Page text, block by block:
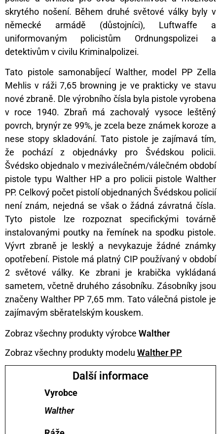
skrytého nošení. Během druhé světové války byly v
německé armádě (důstojníci), Luftwaffe a
uniformovaným policistům Ordnungspolizei a
detektivům v civilu Kriminalpolizei.
Tato pistole samonabíjecí Walther, model PP Zella
Mehlis v ráži 7,65 browning je ve prakticky ve stavu
nové zbraně. Dle výrobního čísla byla pistole vyrobena
v roce 1940. Zbraň má zachovalý vysoce leštěný
povrch, brynýr ze 99%, je zcela beze známek koroze a
nese stopy skladování. Tato pistole je zajímavá tím,
že pochází z objednávky pro Švédskou policii.
Švédsko objednalo v meziválečném/válečném období
pistole typu Walther HP a pro policii pistole Walther
PP. Celkový počet pistolí objednaných Švédskou policií
není znám, nejedná se však o žádná závratná čísla.
Tyto pistole lze rozpoznat specifickými továrně
instalovanými poutky na řemínek na spodku pistole.
Vývrt zbraně je lesklý a nevykazuje žádné známky
opotřebení. Pistole má platný CIP používaný v období
2 světové války. Ke zbrani je krabička vykládaná
sametem, včetně druhého zásobníku. Zásobníky jsou
značeny Walther PP 7,65 mm. Tato válečná pistole je
zajímavým sběratelským kouskem.
Zobraz všechny produkty výrobce Walther
Zobraz všechny produkty modelu Walther PP
Další informace
Vyrobce
Walther